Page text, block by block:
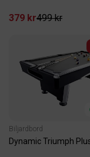
379 kr499 kr
Biljardbord
Dynamic Triumph